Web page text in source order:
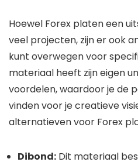
Hoewel Forex platen een
veel projecten, zijn er ook
kunt overwegen voor
materiaal heeft zijn eigen
voordelen, waardoor je de
vinden voor je creatieve
alternatieven voor Forex
Dibond: Dit materiaal